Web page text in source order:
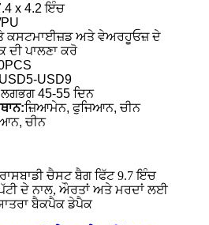
x 4.2 ਇੰਚ
ਕਸਟਮਾਈਜ਼ਡ ਅਤੇ ਵੇਅਰਹੂਓਜ਼ ਦੇ
ਦੀ ਪਾਲਣਾ ਕਰੋ
USD5-USD9
ਲਗਭਗ 45-55 ਦਿਨ
ਜ਼ਿਆਮੇਨ, ਫੁਜਿਆਨ, ਚੀਨ
ਚੀਨ